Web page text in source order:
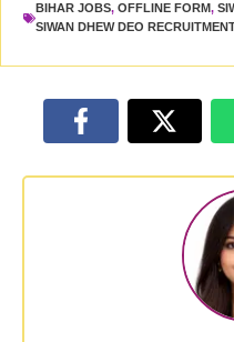
BIHAR JOBS, OFFLINE FORM,
SIWAN DHEW DEO